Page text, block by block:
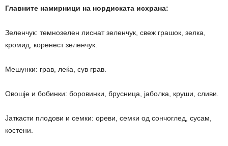
Главните намирници на нордиската исхрана:
Зеленчук: темнозелен лиснат зеленчук, свеж грашок, зелка,
кромид, коренест зеленчук.
Мешунки: грав, леќа, сув грав.
Овошје и бобинки: боровинки, брусница, јаболка, круши, сливи.
Јаткасти плодови и семки: ореви, семки од сончоглед, сусам,
костени.